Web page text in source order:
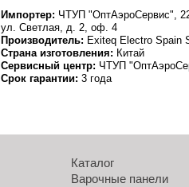
Импортер: ЧТУП "ОптАэроСервис",
ул. Светлая, д. 2, оф. 4
Производитель: Exiteq Electro Spain
Страна изготовления: Китай
Сервисный центр: ЧТУП
Срок гарантии: 3 года
Каталог
Варочные панели